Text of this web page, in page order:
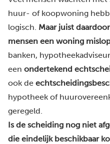
huur- of koopwoning
logisch. Maar juist
mensen een woning
banken,
een ondertekend
ook de
hypotheek of
geregeld.
Is de scheiding nog niet
die eindelijk beschikbaar